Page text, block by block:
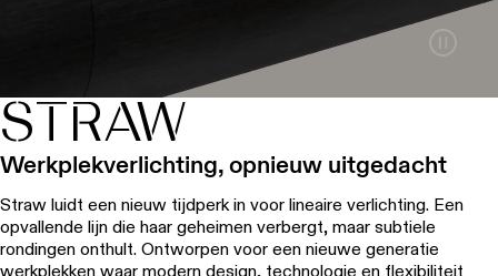
STRAW
Werkplekverlichting, opnieuw uitgedacht
Straw luidt een nieuw tijdperk in voor lineaire verlichting. Een
opvallende lijn die haar geheimen verbergt, maar subtiele
rondingen onthult. Ontworpen voor een nieuwe generatie
werkplekken waar modern design, technologie en flexibiliteit